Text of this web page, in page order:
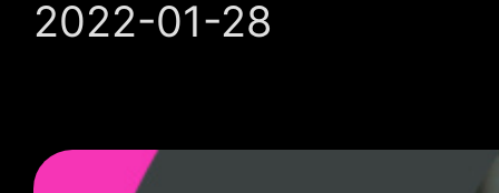
2022-01-28